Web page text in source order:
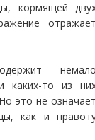
кормящей
каких-то из
это не
как и